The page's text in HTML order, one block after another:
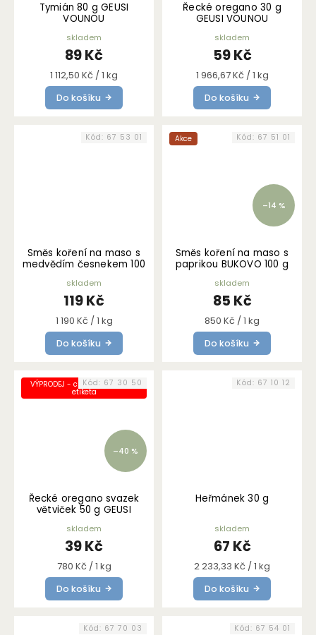
Tymián 80 g GEUSI
VOUNOU
skladem
89 Kč
Měrná
cena:
1 112,50 Kč / 1 kg
Do košíku
Řecké oregano 30 g
GEUSI VOUNOU
skladem
59 Kč
Měrná
cena:
1 966,67 Kč / 1 kg
Do košíku
Směs koření na maso s
medvědím česnekem 100
skladem
119 Kč
Měrná
cena:
1 190 Kč / 1 kg
Do košíku
Kód: 67 53 01 Akce
–14 %
Směs koření na maso s
paprikou BUKOVO 100 g
skladem
85 Kč
Měrná
cena:
850 Kč / 1 kg
Do košíku
Kód: 67 51 01
VÝPRODEJ - chybně nalepená
etiketa
–40 %
Řecké oregano svazek
větviček 50 g GEUSI
skladem
39 Kč
Měrná
cena:
780 Kč / 1 kg
Do košíku
Kód: 67 30 50
Heřmánek 30 g
skladem
67 Kč
Měrná
cena:
2 233,33 Kč / 1 kg
Do košíku
Kód: 67 10 12
Kód: 67 70 03 Kód: 67 54 01